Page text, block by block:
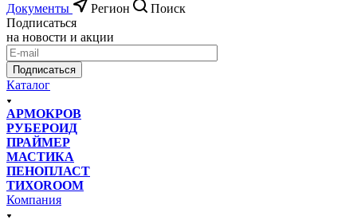
Документы
Регион
Поиск
Подписаться
на новости и акции
Подписаться
Каталог
АРМОКРОВ
РУБЕРОИД
ПРАЙМЕР
МАСТИКА
ПЕНОПЛАСТ
ТИХОROOM
Компания